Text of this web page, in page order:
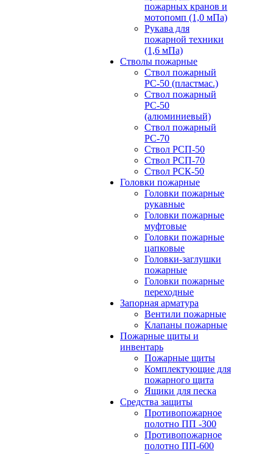
пожарных кранов и
мотопомп (1,0 мПа)
Рукава для
пожарной техники
(1,6 мПа)
Стволы пожарные
Ствол пожарный
РС-50 (пластмас.)
Ствол пожарный
РС-50
(алюминиевый)
Ствол пожарный
РС-70
Ствол РСП-50
Ствол РСП-70
Ствол РСК-50
Головки пожарные
Головки пожарные
рукавные
Головки пожарные
муфтовые
Головки пожарные
цапковые
Головки-заглушки
пожарные
Головки пожарные
переходные
Запорная арматура
Вентили пожарные
Клапаны пожарные
Пожарные щиты и
инвентарь
Пожарные щиты
Комплектующие для
пожарного щита
Ящики для песка
Средства защиты
Противопожарное
полотно ПП -300
Противопожарное
полотно ПП-600